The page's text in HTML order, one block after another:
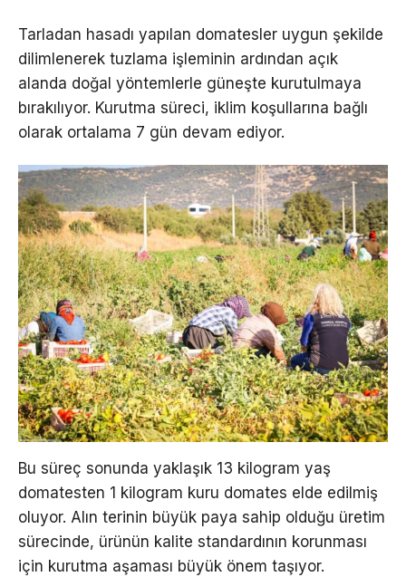
Tarladan hasadı yapılan domatesler uygun şekilde
dilimlenerek tuzlama işleminin ardından açık
alanda doğal yöntemlerle güneşte kurutulmaya
bırakılıyor. Kurutma süreci, iklim koşullarına bağlı
olarak ortalama 7 gün devam ediyor.
Bu süreç sonunda yaklaşık 13 kilogram yaş
domatesten 1 kilogram kuru domates elde edilmiş
oluyor. Alın terinin büyük paya sahip olduğu üretim
sürecinde, ürünün kalite standardının korunması
için kurutma aşaması büyük önem taşıyor.